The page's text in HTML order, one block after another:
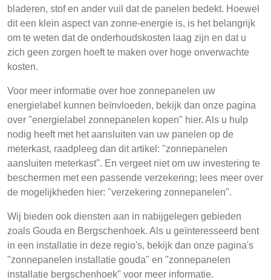
bladeren, stof en ander vuil dat de panelen bedekt. Hoewel
dit een klein aspect van zonne-energie is, is het belangrijk
om te weten dat de onderhoudskosten laag zijn en dat u
zich geen zorgen hoeft te maken over hoge onverwachte
kosten.
Voor meer informatie over hoe zonnepanelen uw
energielabel kunnen beïnvloeden, bekijk dan onze pagina
over "energielabel zonnepanelen kopen" hier. Als u hulp
nodig heeft met het aansluiten van uw panelen op de
meterkast, raadpleeg dan dit artikel: "zonnepanelen
aansluiten meterkast". En vergeet niet om uw investering te
beschermen met een passende verzekering; lees meer over
de mogelijkheden hier: "verzekering zonnepanelen".
Wij bieden ook diensten aan in nabijgelegen gebieden
zoals Gouda en Bergschenhoek. Als u geïnteresseerd bent
in een installatie in deze regio's, bekijk dan onze pagina's
"zonnepanelen installatie gouda" en "zonnepanelen
installatie bergschenhoek" voor meer informatie.